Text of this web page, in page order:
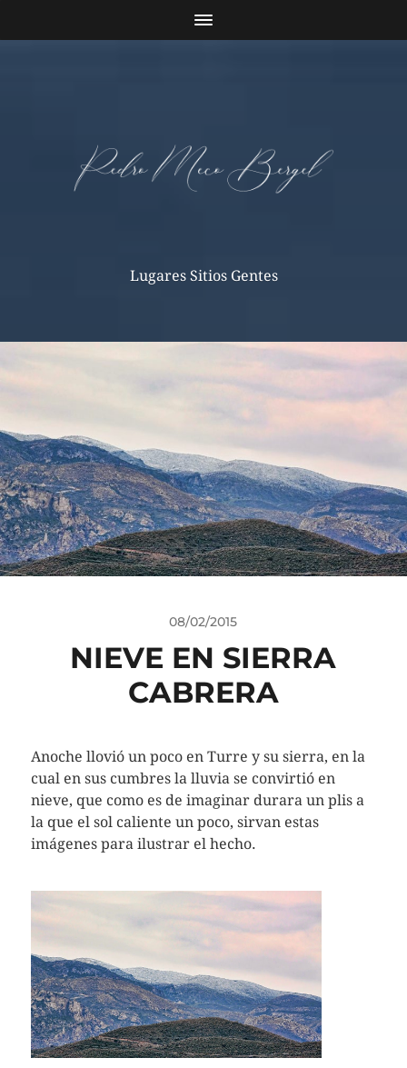
Lugares Sitios Gentes
08/02/2015
NIEVE EN SIERRA
CABRERA
Anoche llovió un poco en Turre y su sierra, en la
cual en sus cumbres la lluvia se convirtió en
nieve, que como es de imaginar durara un plis a
la que el sol caliente un poco, sirvan estas
imágenes para ilustrar el hecho.